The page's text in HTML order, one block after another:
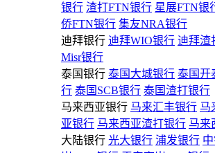
银行 渣打FTN银行 星展FTN银
侨FTN银行 集友NRA银行
迪拜银行 迪拜WIO银行 迪拜渣
Misr银行
泰国银行 泰国大城银行 泰国开
行 泰国SCB银行 泰国渣打银行
马来西亚银行 马来汇丰银行 马
亚银行 马来西亚渣打银行 马来
大陆银行 光大银行 浦发银行